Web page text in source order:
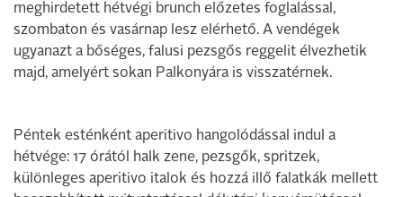
meghirdetett hétvégi brunch előzetes foglalással,
szombaton és vasárnap lesz elérhető. A vendégek
ugyanazt a bőséges, falusi pezsgős reggelit élvezhetik
majd, amelyért sokan Palkonyára is visszatérnek.
Péntek esténként aperitivo hangolódással indul a
hétvége: 17 órától halk zene, pezsgők, spritzek,
különleges aperitivo italok és hozzá illő falatkák mellett